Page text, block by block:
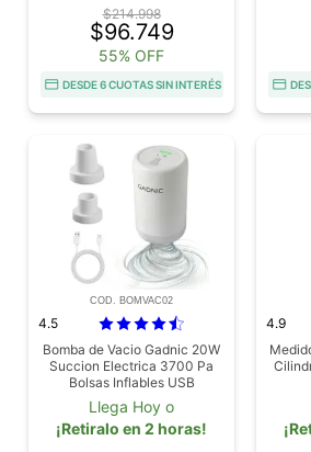
$214.998
$96.749
55% OFF
DESDE 6 CUOTAS SIN INTERÉS
COD. BOMVAC02
4.5
Bomba de Vacio Gadnic 20W
Succion Electrica 3700 Pa
Bolsas Inflables USB
Llega Hoy o
¡Retiralo en 2 horas!
4.9